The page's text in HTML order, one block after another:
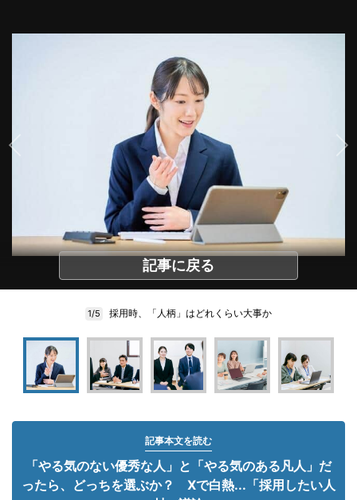
記事に戻る
1/5 採用時、「人柄」はどれくらい大事か
記事本文を読む
「やる気のない優秀な人」と「やる気のある凡人」だ
ったら、どっちを選ぶか？ Xで白熱...「採用したい人